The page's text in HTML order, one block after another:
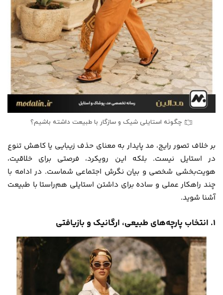
چگونه استایلی شیک و سازگار با طبیعت داشته باشیم؟
بر خلاف تصور رایج، مد پایدار به معنای حذف زیبایی یا کاهش تنوع
در استایل نیست. بلکه این رویکرد، فرصتی برای خلاقیت،
هویت‌بخشی شخصی و بیان نگرش اجتماعی شماست. در ادامه با
چند راهکار عملی و ساده برای داشتن استایلی هم‌راستا با طبیعت
آشنا شوید.
۱. انتخاب پارچه‌های طبیعی، ارگانیک و بازیافتی